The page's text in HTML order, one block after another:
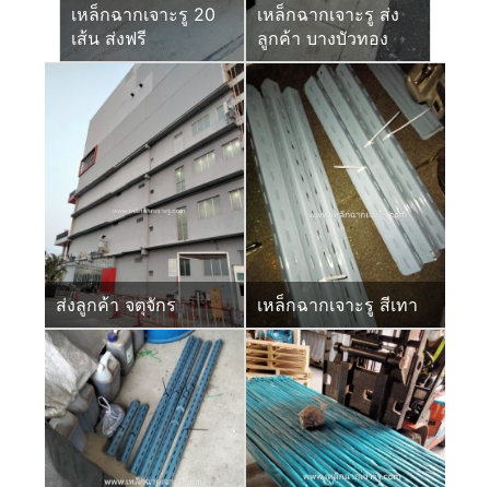
เหล็กฉากเจาะรู 20
เส้น ส่งฟรี
เหล็กฉากเจาะรู ส่ง
ลูกค้า บางบัวทอง
ส่งลูกค้า จตุจักร เหล็กฉากเจาะรู สีเทา